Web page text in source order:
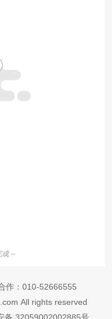
成 --
作： 010-52666555
All rights reserved
备 32059002002885号